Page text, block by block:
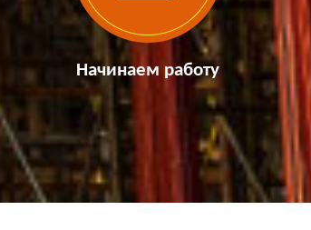
Начинаем работу